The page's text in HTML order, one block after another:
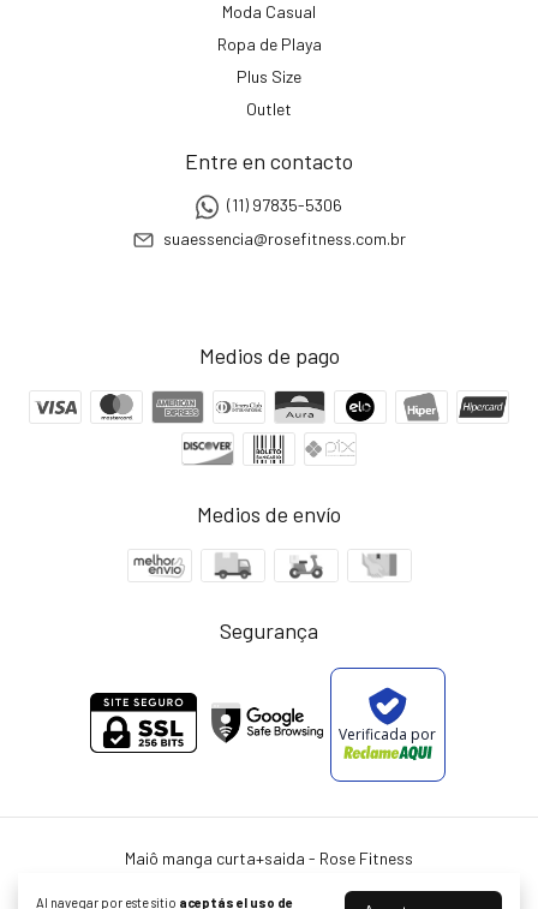
Al navegar por este sitio aceptás el uso de
Moda Casual
Ropa de Playa
Plus Size
Outlet
Entre en contacto
(11) 97835-5306
suaessencia@rosefitness.com.br
Medios de pago
Medios de envío
Segurança
Verificada por
Maiô manga curta+saida - Rose Fitness
reservados.